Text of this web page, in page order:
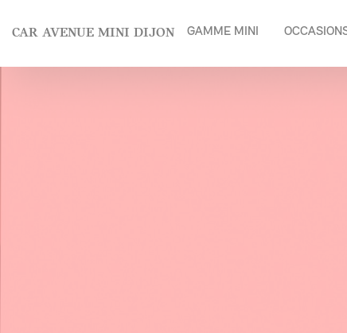
CAR AVENUE MINI DIJON GAMME MINI